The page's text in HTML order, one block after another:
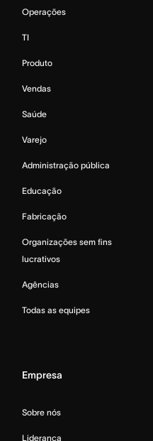
Operações
TI
Produto
Vendas
Saúde
Varejo
Administração pública
Educação
Fabricação
Organizações sem fins
lucrativos
Agências
Todas as equipes
Empresa
Sobre nós
Liderança